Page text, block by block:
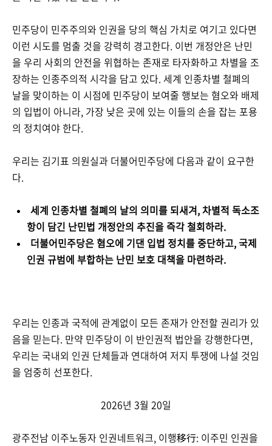
민주당이 민주주의와 인권을 당의 핵심 가치로 여기고 있다면
이런 시도를 멈출 것을 강력히 경고한다. 이번 개정안은 난민
을 우리 사회의 안전을 위협하는 존재로 타자화하고 차별을 조
장하는 인종주의적 시각을 담고 있다. 세계 인종차별 철폐의
날을 맞이하는 이 시점에 민주당이 보여줄 행보는 혐오와 배제
의 입법이 아니라, 가장 낮은 곳에 있는 이들의 손을 잡는 포용
의 정치여야 한다.
우리는 김기표 의원실과 더불어민주당에 다음과 같이 요구한
다.
세계 인종차별 철폐의 날의 의미를 되새겨, 차별적 독소조
항이 담긴 난민법 개정안의 추진을 즉각 철회하라.
더불어민주당은 혐오에 기댄 입법 정치를 중단하고, 국제
인권 규범에 부합하는 난민 보호 대책을 마련하라.
우리는 인종과 국적에 관계없이 모든 존재가 안전할 권리가 있
음을 믿는다. 만약 민주당이 이 반인권적 법안을 강행한다면,
우리는 국내외 인권 단체들과 연대하여 저지 투쟁에 나설 것임
을 엄중히 선포한다.
2026년 3월 20일
광주전남 이주노동자 인권네트워크, 이행移行: 이주민 인권을